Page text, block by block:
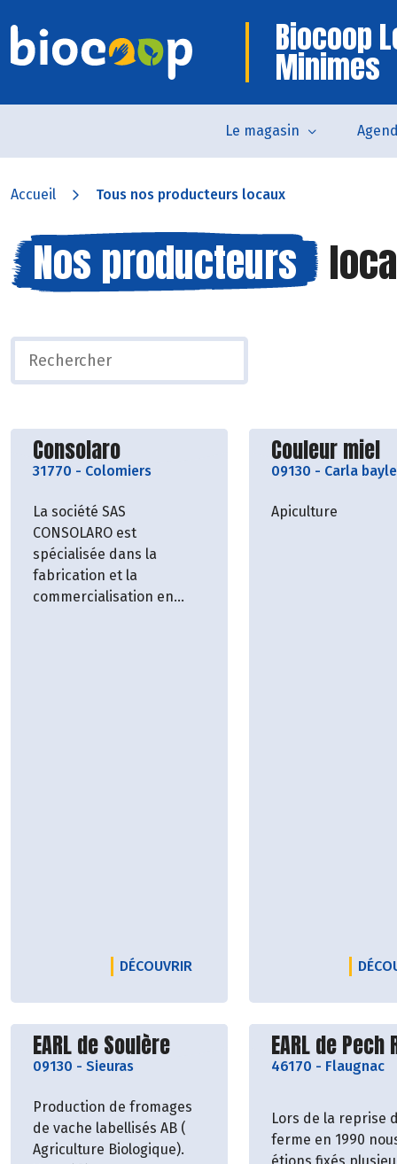
Biocoop
Minimes
Le magasin
Accueil Tous nos producteurs locaux
Nos producteurs
Découvrir le producteur
Consolaro
31770 - Colomiers
La société SAS
CONSOLARO est
spécialisée dans la
fabrication et la
commercialisation en
DÉCOUVRIRLE PRODUCTEUR CONSOLARO
Découvrir le
Couleur miel
09130 - Carla bayle
Apiculture
Découvrir le producteur
EARL de Soulère
09130 - Sieuras
Production de fromages
de vache labellisés AB (
Agriculture Biologique).
Découvrir le
EARL de Pech
46170 - Flaugnac
Lors de la reprise
ferme en 1990